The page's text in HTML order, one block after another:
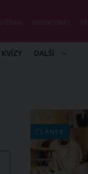
KVÍZY DALŠÍ
ČLÁNEK